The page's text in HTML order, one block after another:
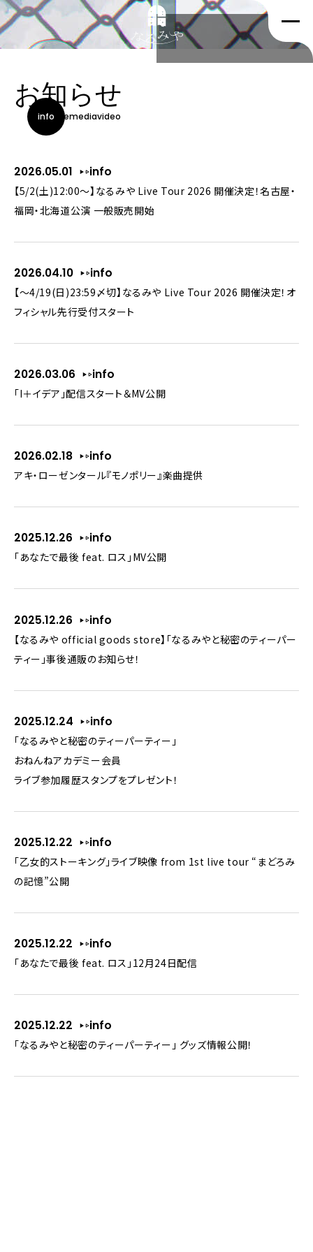
お知らせ
info livemediavideo
2026.05.01 info
【5/2(土)12:00～】なるみや Live Tour 2026 開催決定！名古屋・
福岡・北海道公演 一般販売開始
2026.04.10 info
【～4/19(日)23:59〆切】なるみや Live Tour 2026 開催決定！オ
フィシャル先行受付スタート
2026.03.06 info
「I＋イデア」配信スタート＆MV公開
2026.02.18 info
アキ・ローゼンタール『モノポリー』楽曲提供
2025.12.26 info
「あなたで最後 feat. ロス」MV公開
2025.12.26 info
【なるみや official goods store】「なるみやと秘密のティーパー
ティー」事後通販のお知らせ！
2025.12.24 info
「なるみやと秘密のティーパーティー」
おねんねアカデミー会員
ライブ参加履歴スタンプをプレゼント！
2025.12.22 info
「乙女的ストーキング」ライブ映像 from 1st live tour “まどろみ
の記憶”公開
2025.12.22 info
「あなたで最後 feat. ロス」12月24日配信
2025.12.22 info
「なるみやと秘密のティーパーティー」 グッズ情報公開！